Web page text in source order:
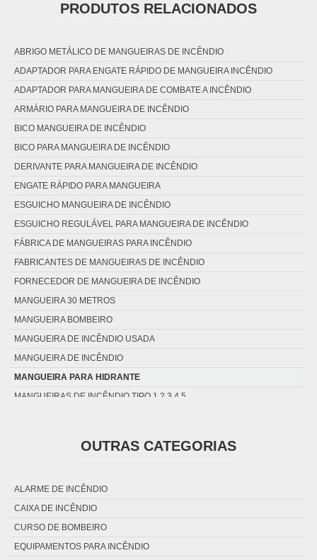
PRODUTOS RELACIONADOS
ABRIGO METÁLICO DE MANGUEIRAS DE INCÊNDIO
ADAPTADOR PARA ENGATE RÁPIDO DE MANGUEIRA INCÊNDIO
ADAPTADOR PARA MANGUEIRA DE COMBATE A INCÊNDIO
ARMÁRIO PARA MANGUEIRA DE INCÊNDIO
BICO MANGUEIRA DE INCÊNDIO
BICO PARA MANGUEIRA DE INCÊNDIO
DERIVANTE PARA MANGUEIRA DE INCÊNDIO
ENGATE RÁPIDO PARA MANGUEIRA
ESGUICHO MANGUEIRA DE INCÊNDIO
ESGUICHO REGULÁVEL PARA MANGUEIRA DE INCÊNDIO
FÁBRICA DE MANGUEIRAS PARA INCÊNDIO
FABRICANTES DE MANGUEIRAS DE INCÊNDIO
FORNECEDOR DE MANGUEIRA DE INCÊNDIO
MANGUEIRA 30 METROS
MANGUEIRA BOMBEIRO
MANGUEIRA DE INCÊNDIO USADA
MANGUEIRA DE INCÊNDIO
MANGUEIRA PARA HIDRANTE
MANGUEIRAS DE INCÊNDIO TIPO 1 2 3 4 5
OUTRAS CATEGORIAS
ALARME DE INCÊNDIO
CAIXA DE INCÊNDIO
CURSO DE BOMBEIRO
EQUIPAMENTOS PARA INCÊNDIO